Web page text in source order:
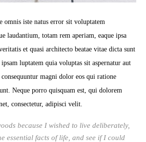
omnis iste natus error sit voluptatem
laudantium, totam rem aperiam, eaque ipsa
et quasi architecto beatae vitae dicta sunt
luptatem quia voluptas sit aspernatur aut
magni dolor eos qui ratione
Neque porro quisquam est, qui dolorem
consectetur, adipisci velit.
because I wished to live deliberately,
essential facts of life, and see if I could